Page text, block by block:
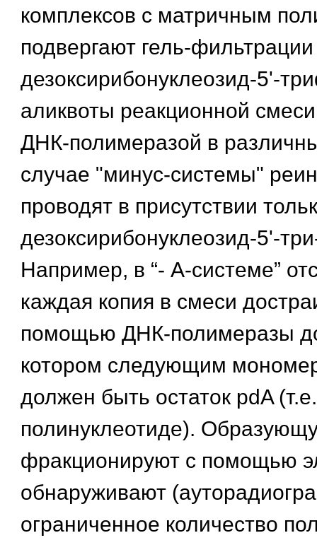
комплексов с матричным
подвергают гель-
дезоксирибонуклеозид-5'-
аликвоты реакционной
ДНК-полимеразой в
случае "минус-системы"
проводят в присутствии
дезоксирибонуклеозид-5'-
Например, в “- А-системе”
каждая копия в смеси
помощью ДНК-полимеразы
котором следующим
должен быть остаток pdA
полинуклеотиде).
фракционируют с помощью
обнаруживают
ограниченное количество